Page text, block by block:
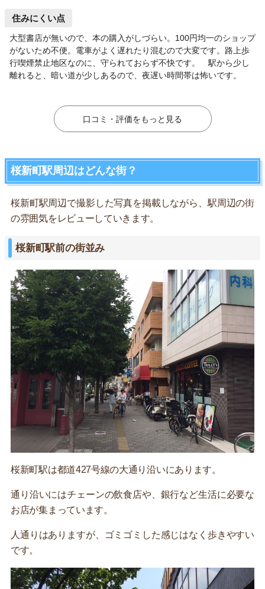
住みにくい点
大型書店が無いので、本の購入がしづらい。100円均一のショップ
がないため不便。電車がよく遅れたり混むので大変です。路上歩
行喫煙禁止地区なのに、守られておらず不快です。 駅から少し
離れると、暗い道が少しあるので、夜遅い時間帯は怖いです。
口コミ・評価をもっと見る
桜新町駅周辺はどんな街？
桜新町駅周辺で撮影した写真を掲載しながら、駅周辺の街
の雰囲気をレビューしていきます。
桜新町駅前の街並み
桜新町駅は都道427号線の大通り沿いにあります。
通り沿いにはチェーンの飲食店や、銀行など生活に必要な
お店が集まっています。
人通りはありますが、ゴミゴミした感じはなく歩きやすい
です。